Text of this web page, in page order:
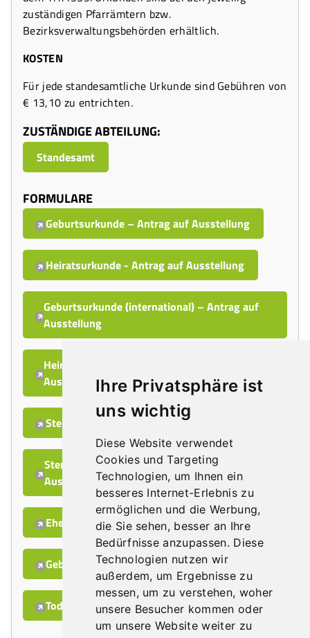
Ihre Privatsphäre ist
uns wichtig
Diese Website verwendet
Cookies und Targeting
Technologien, um Ihnen ein
besseres Internet-Erlebnis zu
ermöglichen und die Werbung,
die Sie sehen, besser an Ihre
Bedürfnisse anzupassen. Diese
Technologien nutzen wir
außerdem, um Ergebnisse zu
messen, um zu verstehen, woher
unsere Besucher kommen oder
um unsere Website weiter zu
zuständigen Pfarrämtern bzw.
Bezirksverwaltungsbehörden erhältlich.
KOSTEN
Für jede standesamtliche Urkunde sind Gebühren von
€ 13,10 zu entrichten.
ZUSTÄNDIGE ABTEILUNG:
Standesamt
FORMULARE
Geburtsurkunde – Antrag auf Ausstellung
Heiratsurkunde - Antrag auf Ausstellung
Geburtsurkunde (international) – Antrag auf
Ausstellung
Heiratsurkunde (international) - Antrag auf
Ausstellung
Sterbeurkunde - Antrag auf Ausstellung
Sterbeurkunde (international) - Antrag auf
Ausstellung
Ehebuch-Abschrift – Antrag auf Ausstellung
Geburt – Registerauszug – Antrag
Tod – Registerauszug – Antrag